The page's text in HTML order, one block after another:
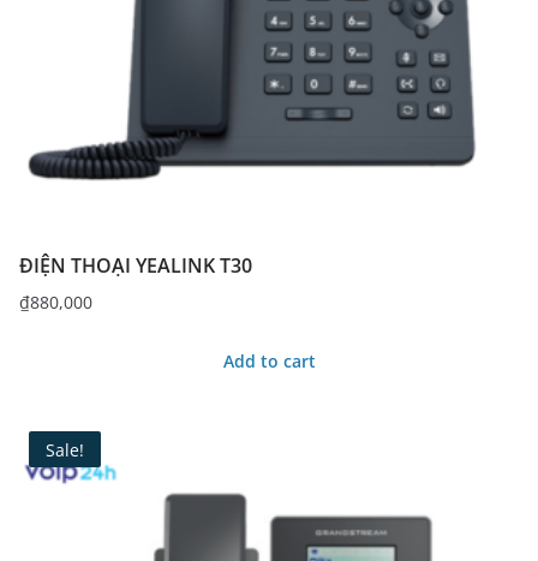
ĐIỆN THOẠI YEALINK T30
₫880,000
Add to cart
Sale!